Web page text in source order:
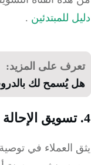
للمبتدئين.
على المزيد:
يُسمح لك بالدروب
العملاء في توصية